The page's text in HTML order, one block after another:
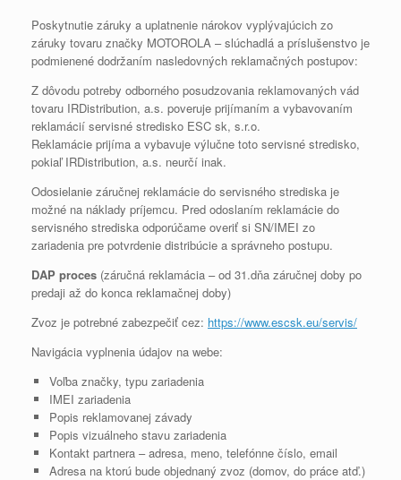
Poskytnutie záruky a uplatnenie nárokov vyplývajúcich zo
záruky tovaru značky MOTOROLA – slúchadlá a príslušenstvo je
podmienené dodržaním nasledovných reklamačných postupov:
Z dôvodu potreby odborného posudzovania reklamovaných vád
tovaru IRDistribution, a.s. poveruje prijímaním a vybavovaním
reklamácií servisné stredisko ESC sk, s.r.o.
Reklamácie prijíma a vybavuje výlučne toto servisné stredisko,
pokiaľ IRDistribution, a.s. neurčí inak.
Odosielanie záručnej reklamácie do servisného strediska je
možné na náklady príjemcu. Pred odoslaním reklamácie do
servisného strediska odporúčame overiť si SN/IMEI zo
zariadenia pre potvrdenie distribúcie a správneho postupu.
DAP proces (záručná reklamácia – od 31.dňa záručnej doby po
predaji až do konca reklamačnej doby)
Zvoz je potrebné zabezpečiť cez: https://www.escsk.eu/servis/
Navigácia vyplnenia údajov na webe:
Voľba značky, typu zariadenia
IMEI zariadenia
Popis reklamovanej závady
Popis vizuálneho stavu zariadenia
Kontakt partnera – adresa, meno, telefónne číslo, email
Adresa na ktorú bude objednaný zvoz (domov, do práce atď.)